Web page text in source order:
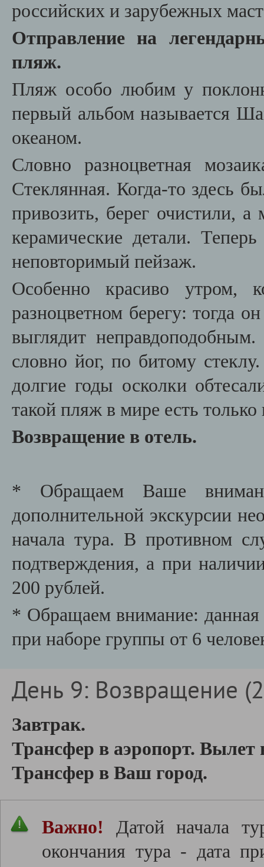
российских и зарубежных
Отправление на
пляж.
Пляж особо любим у
первый альбом называется
океаном.
Словно разноцветная
Стеклянная. Когда-то здесь
привозить, берег очистили,
керамические детали.
неповторимый пейзаж.
Особенно красиво утром,
разноцветном берегу: тогда
выглядит
словно йог, по битому
долгие годы осколки
такой пляж в мире есть
Возвращение в отель.
* Обращаем Ваше
дополнительной экскурсии
начала тура. В противном
подтверждения, а при
200 рублей.
* Обращаем внимание: данная
при наборе группы от 6
День 9: Возвращение
Завтрак.
Трансфер в аэропорт.
Трансфер в Ваш город.
Важно!
Датой начала
окончания тура - дата